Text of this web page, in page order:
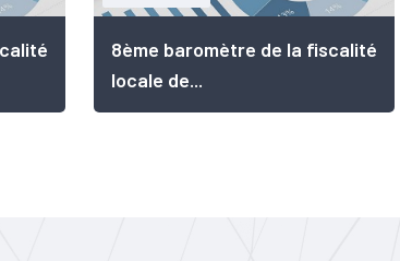
8ème baromètre de la fiscalité
locale de...